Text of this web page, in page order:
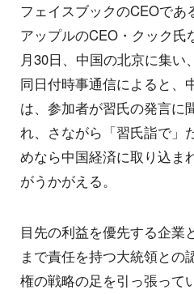
フェイスブックのCEOであ
アップルのCEO・クック氏
月30日、中国の北京に集い
同日付時事通信によると、
は、参加者が習氏の発言に
れ、さながら「習氏詣で」
めなら中国経済に取り込ま
がうかがえる。
目先の利益を優先する企業
まで責任を持つ大統領との
権の戦略の足を引っ張って